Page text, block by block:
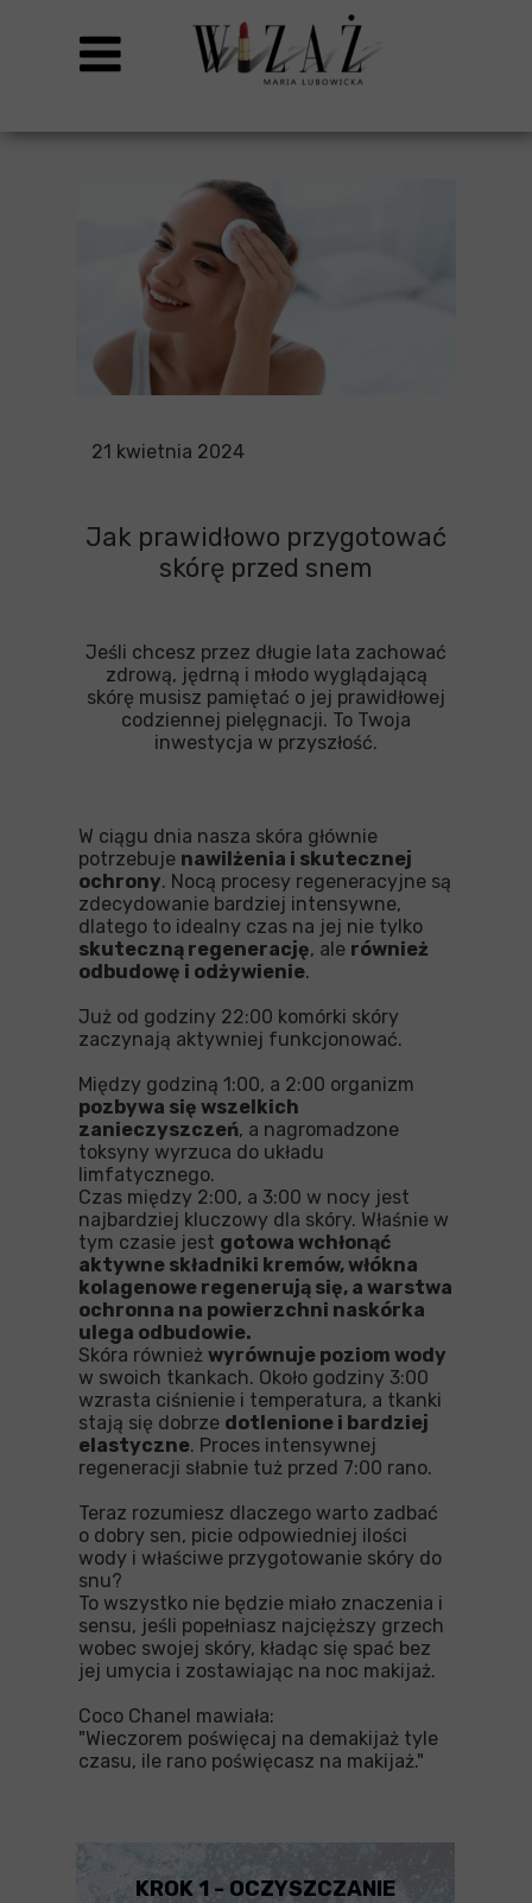
21 kwietnia 2024
Jak prawidłowo przygotować
skórę przed snem
Jeśli chcesz przez długie lata zachować
zdrową, jędrną i młodo wyglądającą
skórę musisz pamiętać o jej prawidłowej
codziennej pielęgnacji. To Twoja
inwestycja w przyszłość.
W ciągu dnia nasza skóra głównie
potrzebuje nawilżenia i skutecznej
ochrony. Nocą procesy regeneracyjne są
zdecydowanie bardziej intensywne,
dlatego to idealny czas na jej nie tylko
skuteczną regenerację, ale również
odbudowę i odżywienie.
Już od godziny 22:00 komórki skóry
zaczynają aktywniej funkcjonować.
Między godziną 1:00, a 2:00 organizm
pozbywa się wszelkich
zanieczyszczeń, a nagromadzone
toksyny wyrzuca do układu
limfatycznego.
Czas między 2:00, a 3:00 w nocy jest
najbardziej kluczowy dla skóry. Właśnie w
tym czasie jest gotowa wchłonąć
aktywne składniki kremów, włókna
kolagenowe regenerują się, a warstwa
ochronna na powierzchni naskórka
ulega odbudowie.
Skóra również wyrównuje poziom wody
w swoich tkankach. Około godziny 3:00
wzrasta ciśnienie i temperatura, a tkanki
stają się dobrze dotlenione i bardziej
elastyczne. Proces intensywnej
regeneracji słabnie tuż przed 7:00 rano.
Teraz rozumiesz dlaczego warto zadbać
o dobry sen, picie odpowiedniej ilości
wody i właściwe przygotowanie skóry do
snu?
To wszystko nie będzie miało znaczenia i
sensu, jeśli popełniasz najcięższy grzech
wobec swojej skóry, kładąc się spać bez
jej umycia i zostawiając na noc makijaż.
Coco Chanel mawiała:
"Wieczorem poświęcaj na demakijaż tyle
czasu, ile rano poświęcasz na makijaż."
KROK 1 - OCZYSZCZANIE